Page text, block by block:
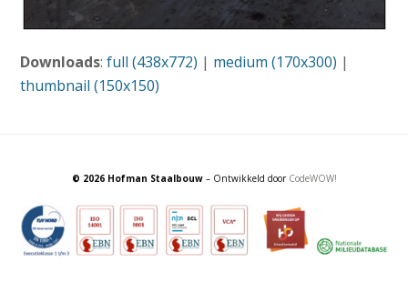
Downloads:full (438x772) | medium (170x300) |
thumbnail (150x150)
© 2026 Hofman Staalbouw– Ontwikkeld door CodeWOW!